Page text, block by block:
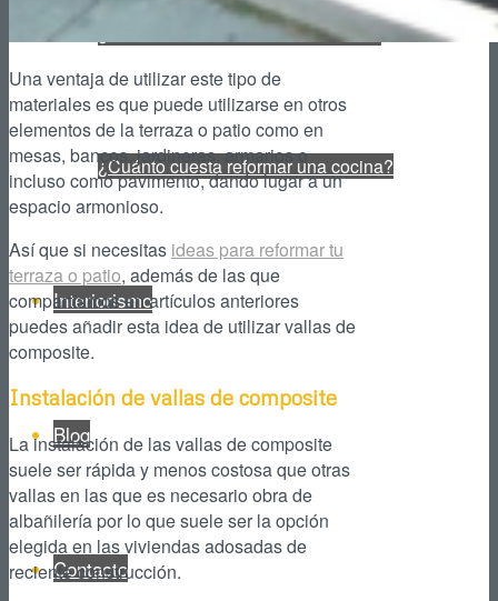
¿Cuánto cuesta Reformar un Baño?
¿Cuánto cuesta reformar una cocina?
Interiorismo
Blog
Contacto
Una ventaja de utilizar este tipo de
materiales es que puede utilizarse en otros
elementos de la terraza o patio como en
mesas, bancos, jardineras, armarios o
incluso como pavimento, dando lugar a un
espacio armonioso.
Así que si necesitas ideas para reformar tu
terraza o patio, además de las que
compartíamos en artículos anteriores
puedes añadir esta idea de utilizar vallas de
composite.
Instalación de vallas de composite
La instalación de las vallas de composite
suele ser rápida y menos costosa que otras
vallas en las que es necesario obra de
albañilería por lo que suele ser la opción
elegida en las viviendas adosadas de
reciente construcción.